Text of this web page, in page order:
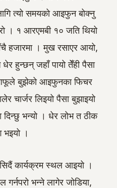
त्यो समयको आइफुन बोक्नु
। १ आरएमबी १० जति थियो
हजारमा । मुख रसाएर आयो,
हुन्छन् जहाँ पायो तेँही पैसा
बुझेको आइफुनका फिचर
चार्जर लिइयो पैसा बुझाइयो
दिन्छु भन्यो । धेर लोभ त ठीक
भइयो ।
कार्यक्रम स्थल आइयो ।
गर्नपरो भन्ने लागेर जोडिया,